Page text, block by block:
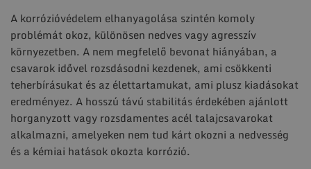
A korrózióvédelem elhanyagolása szintén komoly
problémát okoz, különösen nedves vagy agresszív
környezetben. A nem megfelelő bevonat hiányában, a
csavarok idővel rozsdásodni kezdenek, ami csökkenti
teherbírásukat és az élettartamukat, ami plusz kiadásokat
eredményez. A hosszú távú stabilitás érdekében ajánlott
horganyzott vagy rozsdamentes acél talajcsavarokat
alkalmazni, amelyeken nem tud kárt okozni a nedvesség
és a kémiai hatások okozta korrózió.